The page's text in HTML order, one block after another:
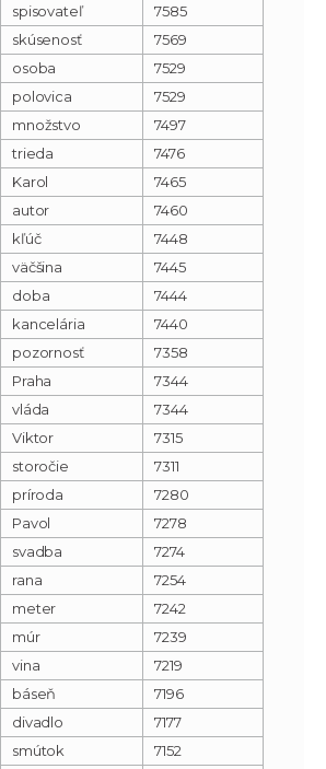
spisovateľ
7585
skúsenosť
7569
osoba
7529
polovica
7529
množstvo
7497
trieda
7476
Karol
7465
autor
7460
kľúč
7448
väčšina
7445
doba
7444
kancelária
7440
pozornosť
7358
Praha
7344
vláda
7344
Viktor
7315
storočie
7311
príroda
7280
Pavol
7278
svadba
7274
rana
7254
meter
7242
múr
7239
vina
7219
báseň
7196
divadlo
7177
smútok
7152